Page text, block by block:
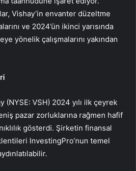
Vishay’in envanter düzeltme
ve 2024’ün ikinci yarısında
yönelik çalışmalarını yakından
VSH) 2024 yılı ilk çeyrek
pazar zorluklarına rağmen hafif
gösterdi. Şirketin finansal
InvestingPro’nun temel